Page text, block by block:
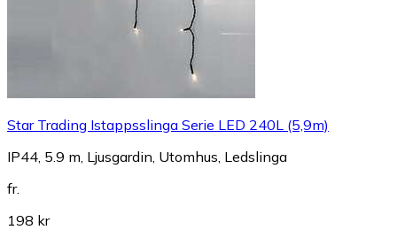
Star Trading Istappsslinga Serie LED 240L (5,9m)
IP44, 5.9 m, Ljusgardin, Utomhus, Ledslinga
fr.
198 kr